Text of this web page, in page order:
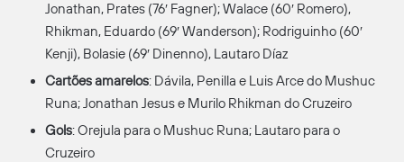
Jonathan, Prates (76′ Fagner); Walace (60′ Romero),
Rhikman, Eduardo (69′ Wanderson); Rodriguinho (60′
Kenji), Bolasie (69′ Dinenno), Lautaro Díaz
Cartões amarelos: Dávila, Penilla e Luis Arce do Mushuc
Runa; Jonathan Jesus e Murilo Rhikman do Cruzeiro
Gols: Orejula para o Mushuc Runa; Lautaro para o
Cruzeiro